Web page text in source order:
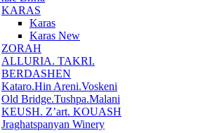
KARAS
Karas
Karas New
ZORAH
ALLURIA. TAKRI.
BERDASHEN
Kataro.Hin Areni.Voskeni
Old Bridge.Tushpa.Malani
KEUSH. Z’art. KOUASH
Jraghatspanyan Winery